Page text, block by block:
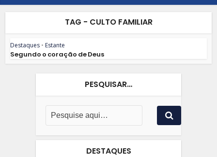
TAG - CULTO FAMILIAR
Destaques • Estante
Segundo o coração de Deus
PESQUISAR…
DESTAQUES